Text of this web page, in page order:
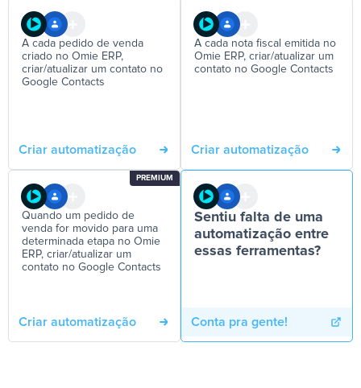
A cada pedido de venda
criado no Omie ERP,
criar/atualizar um contato no
Google Contacts
Criar automatização
A cada nota fiscal emitida no
Omie ERP, criar/atualizar um
contato no Google Contacts
Criar automatização
PREMIUM
Quando um pedido de
venda for movido para uma
determinada etapa no Omie
ERP, criar/atualizar um
contato no Google Contacts
Criar automatização
Sentiu falta de uma
automatização entre
essas ferramentas?
Conta pra gente!